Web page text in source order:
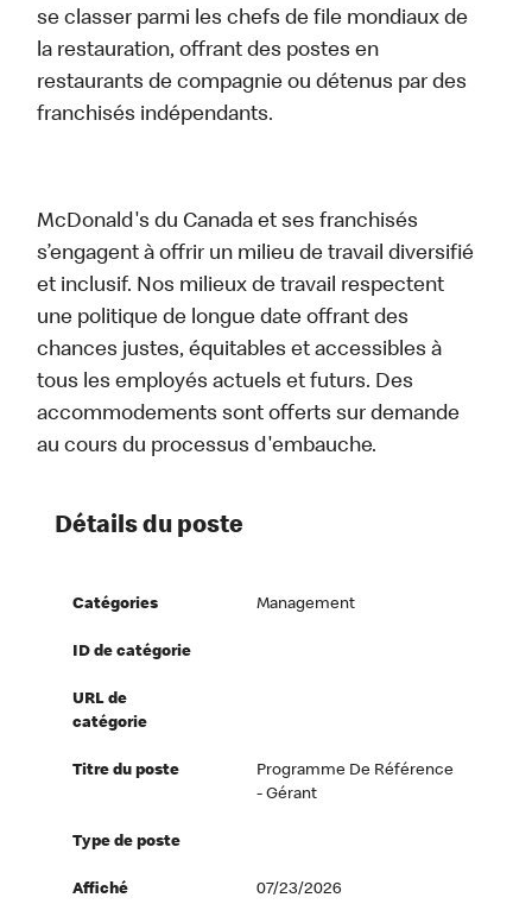
se classer parmi les chefs de file mondiaux de
la restauration, offrant des postes en
restaurants de compagnie ou détenus par des
franchisés indépendants.
McDonald's du Canada et ses franchisés
s’engagent à offrir un milieu de travail diversifié
et inclusif. Nos milieux de travail respectent
une politique de longue date offrant des
chances justes, équitables et accessibles à
tous les employés actuels et futurs. Des
accommodements sont offerts sur demande
au cours du processus d'embauche.
Détails du poste
Catégories Management
ID de catégorie
URL de
catégorie
Titre du poste
Programme De Référence
- Gérant
Type de poste
Affiché 07/23/2026